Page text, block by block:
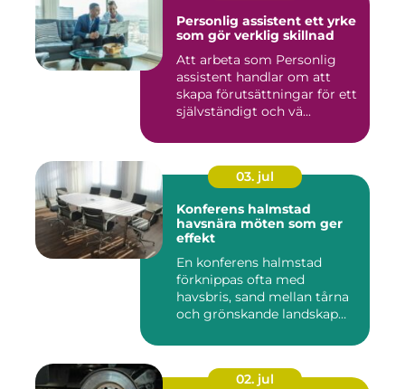
Personlig assistent ett yrke
som gör verklig skillnad
Att arbeta som Personlig
assistent handlar om att
skapa förutsättningar för ett
självständigt och vä...
03. jul
Konferens halmstad
havsnära möten som ger
effekt
En konferens halmstad
förknippas ofta med
havsbris, sand mellan tårna
och grönskande landskap
02. jul